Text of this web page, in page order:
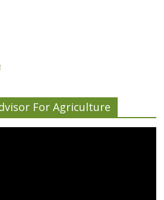
For Agriculture